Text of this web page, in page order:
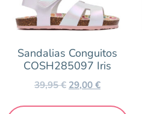
Sandalias Conguitos
COSH285097 Iris
39,95€ 29,00€